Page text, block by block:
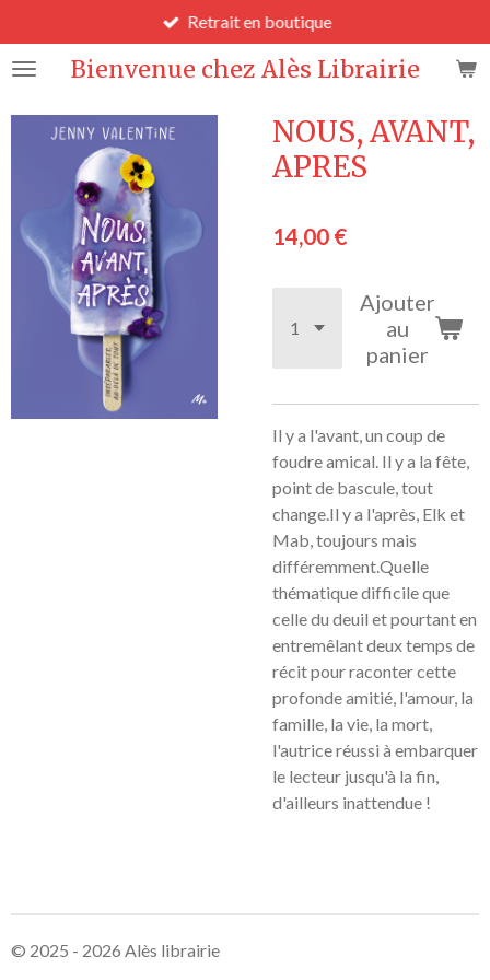
au
contenuBienvenue chez Alès Librairie
Retrait en boutique
NOUS, AVANT,
APRES
14,00 €
Ajouter
au
panier
Il y a l'avant, un coup de
foudre amical. Il y a la fête,
point de bascule, tout
change.Il y a l'après, Elk et
Mab, toujours mais
différemment.Quelle
thématique difficile que
celle du deuil et pourtant en
entremêlant deux temps de
récit pour raconter cette
profonde amitié, l'amour, la
famille, la vie, la mort,
l'autrice réussi à embarquer
le lecteur jusqu'à la fin,
d'ailleurs inattendue !
© 2025 - 2026 Alès librairie